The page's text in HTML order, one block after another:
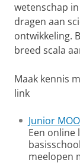
wetenschap
dragen aan
ontwikkeling.
breed scala
Maak kennis
link
Junior
Een online
meelopen